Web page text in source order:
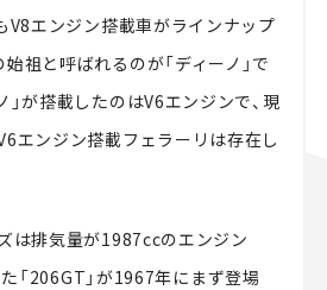
V8エンジン搭載車がラインナップ
祖と呼ばれるのが「ディーノ」で
」が搭載したのはV6エンジンで、現
エンジン搭載フェラーリは存在し
は排気量が1987ccのエンジン
「206GT」が1967年にまず登場